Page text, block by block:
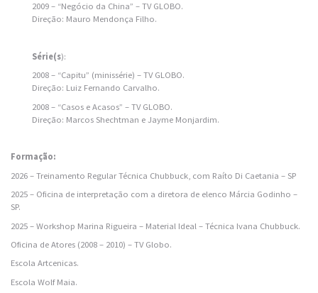
2009 – “Negócio da China” – TV GLOBO.
Direção: Mauro Mendonça Filho.
Série(s):
2008 – “Capitu” (minissérie) – TV GLOBO.
Direção: Luiz Fernando Carvalho.
2008 – “Casos e Acasos” – TV GLOBO.
Direção: Marcos Shechtman e Jayme Monjardim.
Formação:
2026 – Treinamento Regular Técnica Chubbuck, com Raíto Di Caetania – SP
2025 – Oficina de interpretação com a diretora de elenco Márcia Godinho –
SP.
2025 – Workshop Marina Rigueira – Material Ideal – Técnica Ivana Chubbuck.
Oficina de Atores (2008 – 2010) – TV Globo.
Escola Artcenicas.
Escola Wolf Maia.